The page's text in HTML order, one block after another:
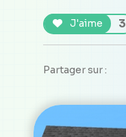
J'aime 3
Partager sur :